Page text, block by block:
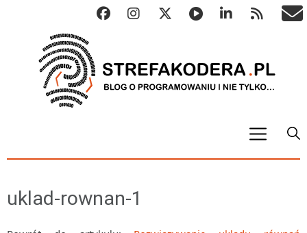
uklad-rownan-1